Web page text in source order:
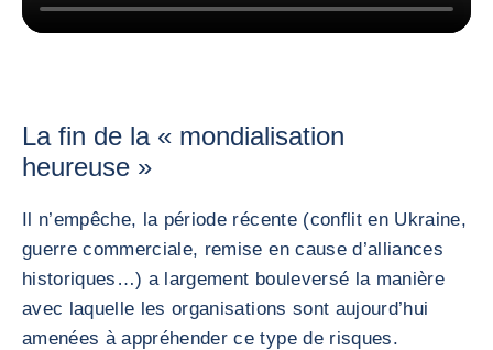
La fin de la « mondialisation
heureuse »
Il n’empêche, la période récente (conflit en Ukraine,
guerre commerciale, remise en cause d’alliances
historiques…) a largement bouleversé la manière
avec laquelle les organisations sont aujourd’hui
amenées à appréhender ce type de risques.